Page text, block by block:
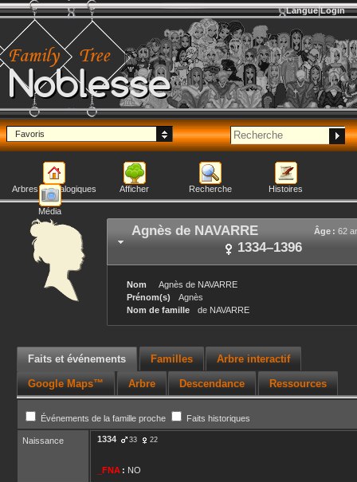
Noblesse
Langue Login
Favoris
Arbres généalogiques Afficher Recherche Histoires
Média
Agnès de NAVARRE Âge : 62
1334–1396
Nom Agnès de NAVARRE
Prénom(s)
Agnès
Nom de famille
de NAVARRE
Faits et événements Familles Arbre interactif
Google Maps™ Arbre Descendance Ressources
Événements de la famille proche Faits historiques
Naissance 1334 33 22
_FNA : NO